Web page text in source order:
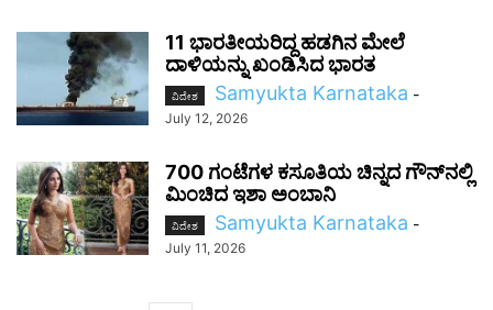
11 ಭಾರತೀಯರಿದ್ದ ಹಡಗಿನ ಮೇಲೆ
ದಾಳಿಯನ್ನು ಖಂಡಿಸಿದ ಭಾರತ
ವಿದೇಶ Samyukta Karnataka -
July 12, 2026
700 ಗಂಟೆಗಳ ಕಸೂತಿಯ ಚಿನ್ನದ ಗೌನ್‌ನಲ್ಲಿ
ಮಿಂಚಿದ ಇಶಾ ಅಂಬಾನಿ
ವಿದೇಶ Samyukta Karnataka -
July 11, 2026